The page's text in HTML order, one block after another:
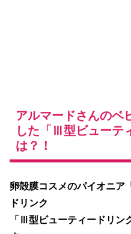
アルマードさんのベ
した「Ⅲ型ビューテ
は？！
卵殻膜コスメのパイオニア
ドリンク
「Ⅲ型ビューティードリン